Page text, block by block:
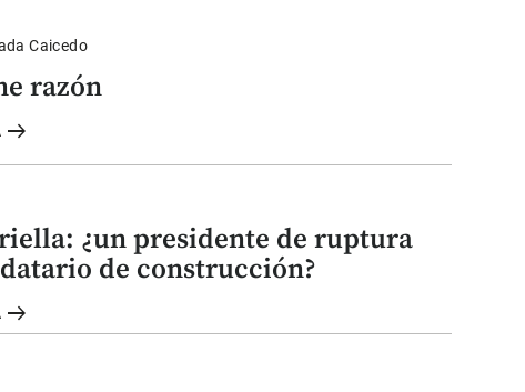
Caicedo
razón
arrow_right_alt
¿un presidente de ruptura
de construcción?
arrow_right_alt